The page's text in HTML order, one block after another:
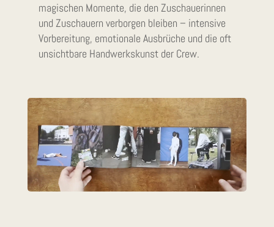
magischen Momente, die den Zuschauerinnen
und Zuschauern verborgen bleiben – intensive
Vorbereitung, emotionale Ausbrüche und die oft
unsichtbare Handwerkskunst der Crew.